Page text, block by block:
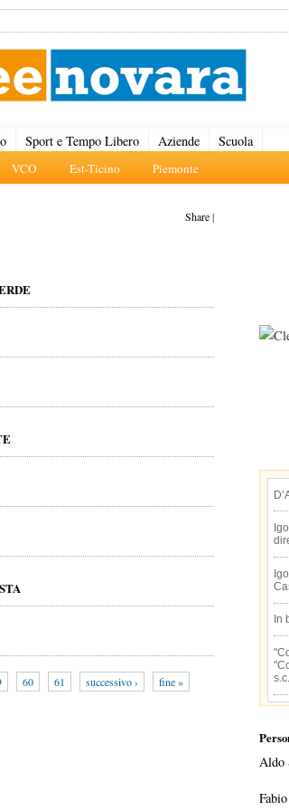
VCO Est-Ticino Piemonte
Sport e Tempo Libero Aziende Scuola
Share|
60 61 successivo › fine »
In
Aldo